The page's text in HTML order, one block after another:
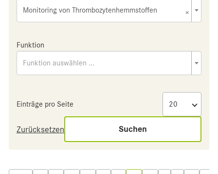
×
Monitoring von Thrombozytenhemmstoffen
Funktion
Funktion auswählen ...
Einträge pro Seite
Zurücksetzen Suchen